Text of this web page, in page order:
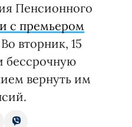
Пенсионного
с премьером
вторник, 15
бессрочную
вернуть им